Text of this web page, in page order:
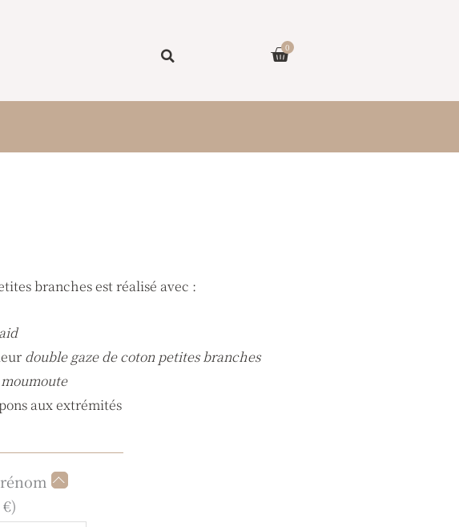
0
Panier
branches est réalisé avec :
double gaze de coton petites branches
moumoute
aux extrémités
€)